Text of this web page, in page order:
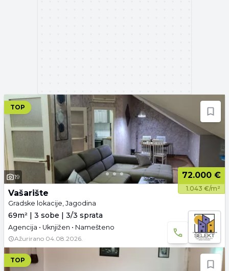
TOP
19 72.000 €
1.043 €/m²
Vašarište
Gradske lokacije, Jagodina
69m² | 3 sobe | 3/3 sprata
Agencija • Uknjižen • Namešteno
Ažurirano 04.08.2026.
TOP